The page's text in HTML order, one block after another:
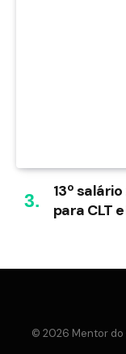
13º
para CLT e
© 2026 Mentor do